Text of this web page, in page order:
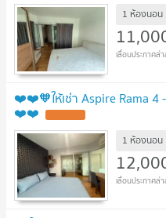
1 ห้องนอน
❤️❤️🧡ให้เช่า Aspire Rama
❤️❤️
1 ห้องนอน